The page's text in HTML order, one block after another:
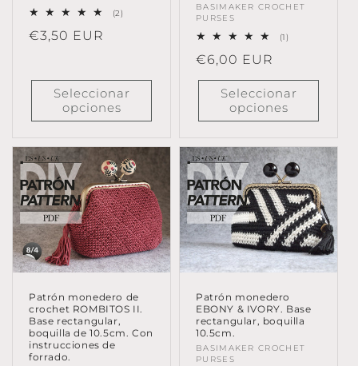
(2)
Precio
€3,50 EUR
Seleccionar
opciones
Proveedor:
BASIMAKER CROCHET
PURSES
(1)
Precio
habitual
€6,00 EUR
Seleccionar
opciones
Patrón monedero de
crochet ROMBITOS II.
Base rectangular,
boquilla de 10.5cm. Con
instrucciones de
forrado.
Patrón monedero
EBONY & IVORY. Base
rectangular, boquilla
10.5cm.
Proveedor:
BASIMAKER CROCHET
PURSES